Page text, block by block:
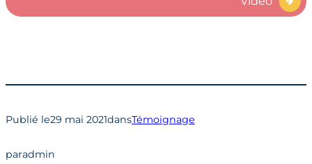
Publié le29 mai 2021dansTémoignage
paradmin